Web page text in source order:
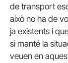
de transport
això no ha de
ja existents i
si manté la
veuen en